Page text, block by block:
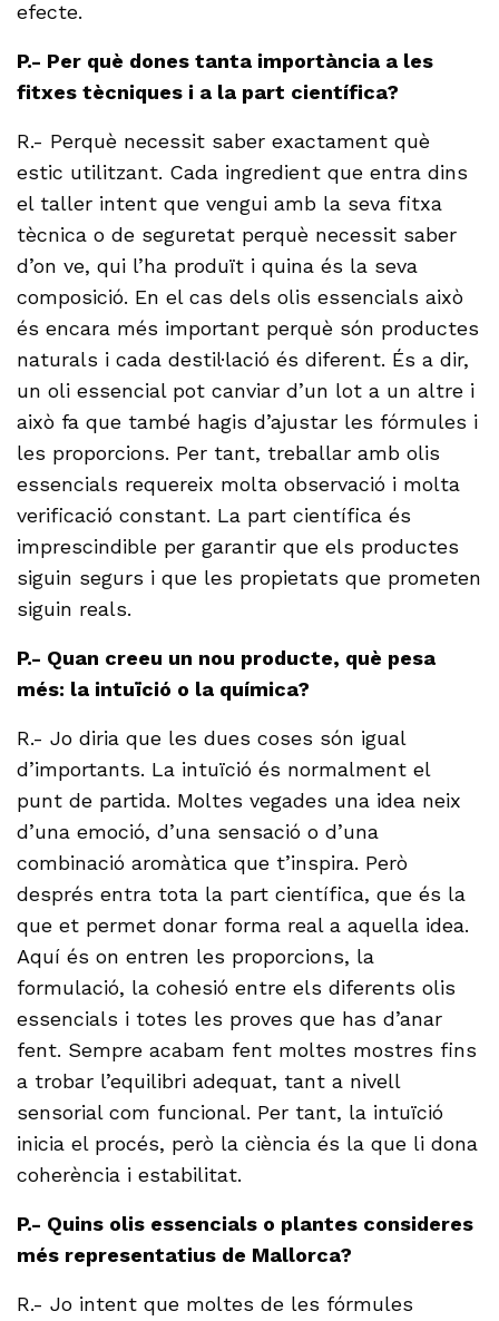
efecte.
P.- Per què dones tanta importància a les
fitxes tècniques i a la part científica?
R.- Perquè necessit saber exactament què
estic utilitzant. Cada ingredient que entra dins
el taller intent que vengui amb la seva fitxa
tècnica o de seguretat perquè necessit saber
d’on ve, qui l’ha produït i quina és la seva
composició. En el cas dels olis essencials això
és encara més important perquè són productes
naturals i cada destil·lació és diferent. És a dir,
un oli essencial pot canviar d’un lot a un altre i
això fa que també hagis d’ajustar les fórmules i
les proporcions. Per tant, treballar amb olis
essencials requereix molta observació i molta
verificació constant. La part científica és
imprescindible per garantir que els productes
siguin segurs i que les propietats que prometen
siguin reals.
P.- Quan creeu un nou producte, què pesa
més: la intuïció o la química?
R.- Jo diria que les dues coses són igual
d’importants. La intuïció és normalment el
punt de partida. Moltes vegades una idea neix
d’una emoció, d’una sensació o d’una
combinació aromàtica que t’inspira. Però
després entra tota la part científica, que és la
que et permet donar forma real a aquella idea.
Aquí és on entren les proporcions, la
formulació, la cohesió entre els diferents olis
essencials i totes les proves que has d’anar
fent. Sempre acabam fent moltes mostres fins
a trobar l’equilibri adequat, tant a nivell
sensorial com funcional. Per tant, la intuïció
inicia el procés, però la ciència és la que li dona
coherència i estabilitat.
P.- Quins olis essencials o plantes consideres
més representatius de Mallorca?
R.- Jo intent que moltes de les fórmules